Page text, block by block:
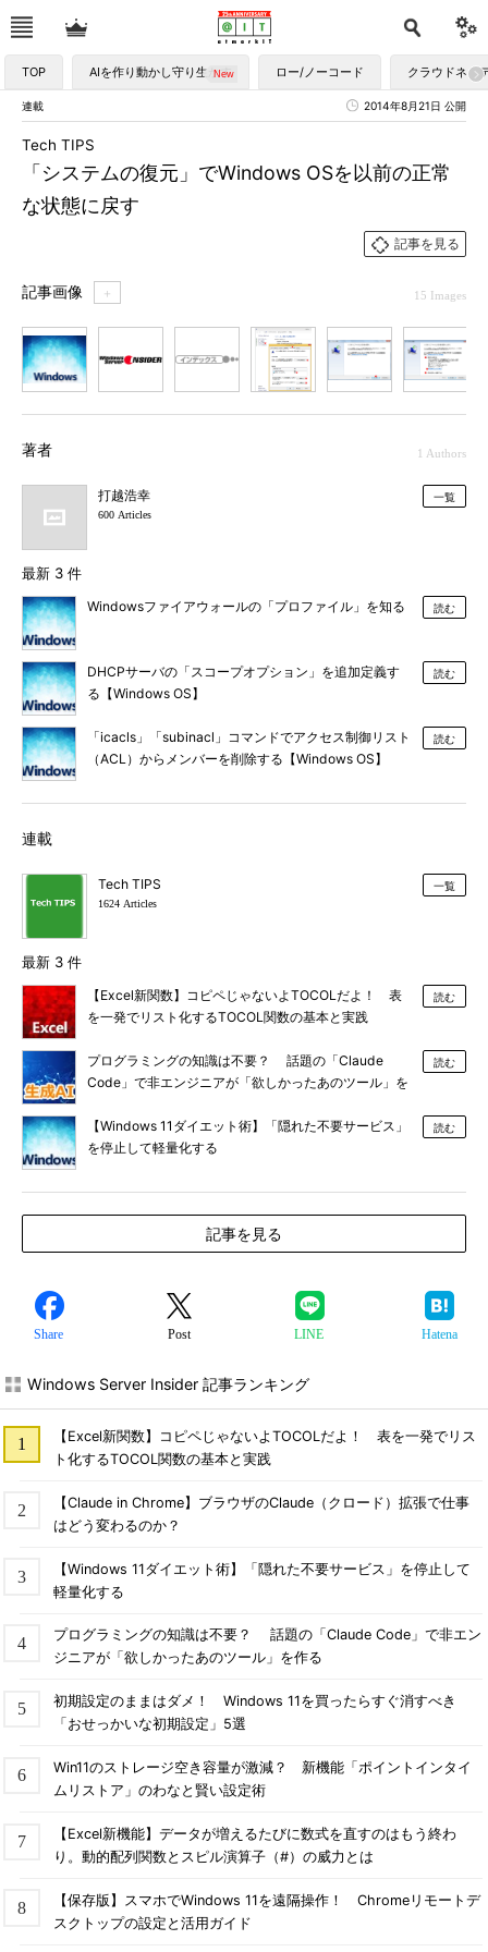
TOP AIを作り動かし守り生かす ロー/ノーコード クラウドネイ
連載 2014年8月21日 公開
「システムの復元」でWindows OSを以前の正常
な状態に戻す
Tech TIPS
記事を見る
記事画像 ＋ 15 Images
著者 1 Authors
打越浩幸
600 Articles
一覧
最新 3 件
Windowsファイアウォールの「プロファイル」を知る 読む
DHCPサーバの「スコープオプション」を追加定義す
る【Windows OS】
読む
「icacls」「subinacl」コマンドでアクセス制御リスト
（ACL）からメンバーを削除する【Windows OS】
読む
連載
Tech TIPS
1624 Articles
一覧
最新 3 件
【Excel新関数】コピペじゃないよTOCOLだよ！ 表
を一発でリスト化するTOCOL関数の基本と実践
読む
プログラミングの知識は不要？ 話題の「Claude
Code」で非エンジニアが「欲しかったあのツール」を
読む
【Windows 11ダイエット術】「隠れた不要サービス」
を停止して軽量化する
読む
記事を見る
Share Post LINE Hatena
Windows Server Insider 記事ランキング
【Excel新関数】コピペじゃないよTOCOLだよ！ 表を一発でリス
ト化するTOCOL関数の基本と実践
【Claude in Chrome】ブラウザのClaude（クロード）拡張で仕事
はどう変わるのか？
【Windows 11ダイエット術】「隠れた不要サービス」を停止して
軽量化する
プログラミングの知識は不要？ 話題の「Claude Code」で非エン
ジニアが「欲しかったあのツール」を作る
初期設定のままはダメ！ Windows 11を買ったらすぐ消すべき
「おせっかいな初期設定」5選
Win11のストレージ空き容量が激減？ 新機能「ポイントインタイ
ムリストア」のわなと賢い設定術
【Excel新機能】データが増えるたびに数式を直すのはもう終わ
り。動的配列関数とスピル演算子（#）の威力とは
【保存版】スマホでWindows 11を遠隔操作！ Chromeリモートデ
スクトップの設定と活用ガイド